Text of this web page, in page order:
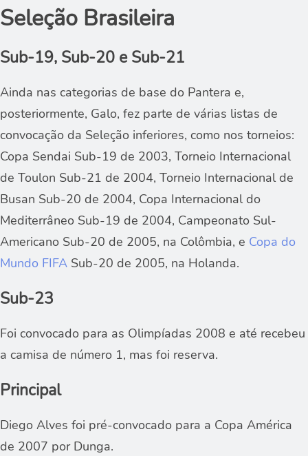
Seleção Brasileira
Sub-19, Sub-20 e Sub-21
Ainda nas categorias de base do Pantera e,
posteriormente, Galo, fez parte de várias listas de
convocação da Seleção inferiores, como nos torneios:
Copa Sendai Sub-19 de 2003, Torneio Internacional
de Toulon Sub-21 de 2004, Torneio Internacional de
Busan Sub-20 de 2004, Copa Internacional do
Mediterrâneo Sub-19 de 2004, Campeonato Sul-
Americano Sub-20 de 2005, na Colômbia, e Copa do
Mundo FIFA Sub-20 de 2005, na Holanda.
Sub-23
Foi convocado para as Olimpíadas 2008 e até recebeu
a camisa de número 1, mas foi reserva.
Principal
Diego Alves foi pré-convocado para a Copa América
de 2007 por Dunga.